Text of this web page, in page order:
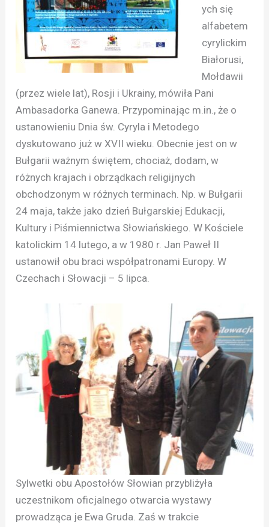
ych się
alfabetem
cyrylickim
Białorusi,
Mołdawii
(przez wiele lat), Rosji i Ukrainy, mówiła Pani
Ambasadorka Ganewa. Przypominając m.in., że o
ustanowieniu Dnia św. Cyryla i Metodego
dyskutowano już w XVII wieku. Obecnie jest on w
Bułgarii ważnym świętem, chociaż, dodam, w
różnych krajach i obrządkach religijnych
obchodzonym w różnych terminach. Np. w Bułgarii
24 maja, także jako dzień Bułgarskiej Edukacji,
Kultury i Piśmiennictwa Słowiańskiego. W Kościele
katolickim 14 lutego, a w 1980 r. Jan Paweł II
ustanowił obu braci współpatronami Europy. W
Czechach i Słowacji – 5 lipca.
Sylwetki obu Apostołów Słowian przybliżyła
uczestnikom oficjalnego otwarcia wystawy
prowadząca je Ewa Gruda. Zaś w trakcie